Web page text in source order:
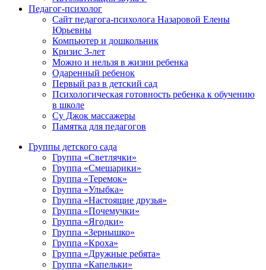
Педагог-психолог
Сайт педагога-психолога Назаровой Елены
Юрьевны
Компьютер и дошкольник
Кризис 3-лет
Можно и нельзя в жизни ребенка
Одаренный ребенок
Первый раз в детский сад
Психологическая готовность ребенка к обучению
в школе
Су Джок массажеры
Памятка для педагогов
Группы детского сада
Группа «Светлячки»
Группа «Смешарики»
Группа «Теремок»
Группа «Улыбка»
Группа «Настоящие друзья»
Группа «Почемучки»
Группа «Ягодки»
Группа «Зернышко»
Группа «Кроха»
Группа «Дружные ребята»
Группа «Капельки»